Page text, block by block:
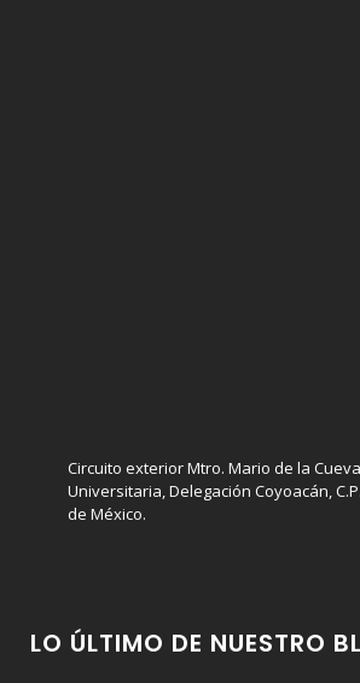
Circuito exterior Mtro. Mario de la
Universitaria, Delegación Coyoacán,
de México.
LO ÚLTIMO DE NUESTRO